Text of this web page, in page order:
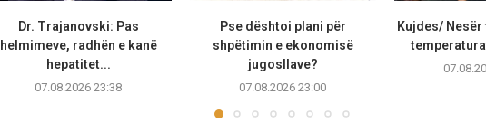
Dr. Trajanovski: Pas
helmimeve, radhën e kanë
hepatitet...
07.08.2026 23:38
Pse dështoi plani për
shpëtimin e ekonomisë
jugosllave?
07.08.2026 23:00
Kujdes/